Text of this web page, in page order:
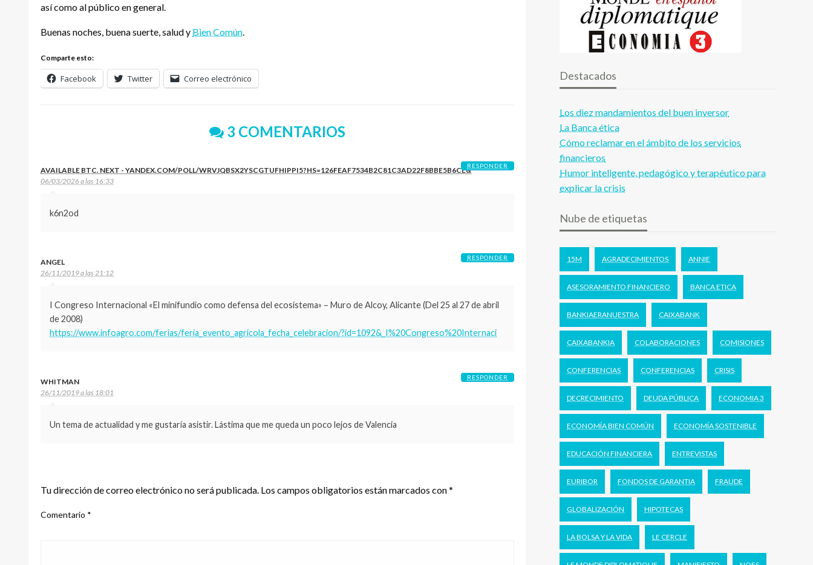
así como al público en general.
Buenas noches, buena suerte, salud y Bien Común.
Comparte esto:
Facebook Twitter Correo electrónico
3 COMENTARIOS
AVAILABLE BTC. NEXT - YANDEX.COM/POLL/WRVJQBSX2YSCGTUFHIPPI5?HS=126FEAF7534B2C81C3AD22F8BBE5B6CE&
06/03/2026 a las 16:33
k6n2od
RESPONDER
ANGEL
26/11/2019 a las 21:12
I Congreso Internacional «El minifundio como defensa del ecosistema» – Muro de Alcoy, Alicante (Del 25 al 27 de abril
de 2008)
https://www.infoagro.com/ferias/feria_evento_agricola_fecha_celebracion/?id=1092&_I%20Congreso%20Internaci
RESPONDER
WHITMAN
26/11/2019 a las 18:01
Un tema de actualidad y me gustaría asistir. Lástima que me queda un poco lejos de Valencia
RESPONDER
Tu dirección de correo electrónico no será publicada. Los campos obligatorios están marcados con*
Comentario *
Destacados
Los diez mandamientos del buen inversor
La Banca ética
Cómo reclamar en el ámbito de los servicios
financieros
Humor inteligente, pedagógico y terapéutico para
explicar la crisis
Nube de etiquetas
15M AGRADECIMIENTOS ANNIE
ASESORAMIENTO FINANCIERO BANCA ETICA
BANKIAERANUESTRA CAIXABANK
CAIXABANKIA COLABORACIONES COMISIONES
CONFERENCIAS CONFERENCIAS CRISIS
DECRECIMIENTO DEUDA PÚBLICA ECONOMIA 3
ECONOMÍA BIEN COMÚN ECONOMÍA SOSTENIBLE
EDUCACIÓN FINANCIERA ENTREVISTAS
EURIBOR FONDOS DE GARANTIA FRAUDE
GLOBALIZACIÓN HIPOTECAS
LA BOLSA Y LA VIDA LE CERCLE